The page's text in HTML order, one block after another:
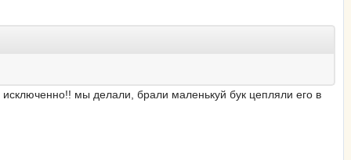
мы делали, брали маленькуй бук цепляли его в